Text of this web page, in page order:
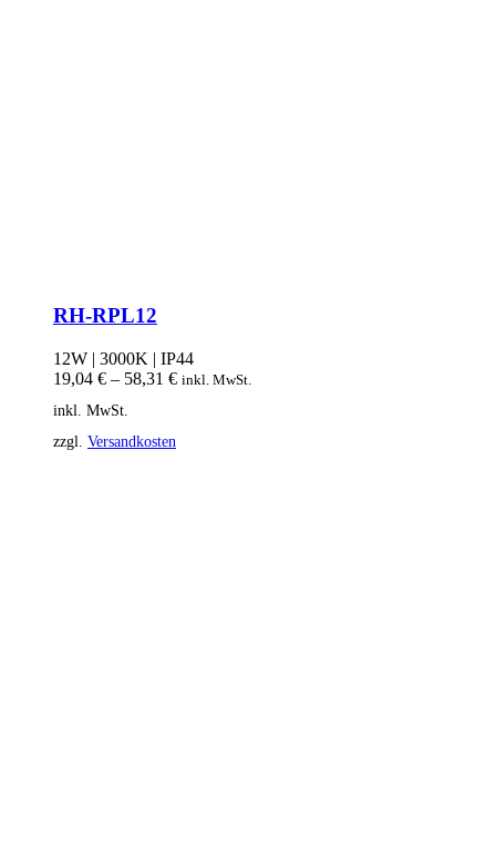
RH-RPL12
12W | 3000K | IP44
19,04 € – 58,31 € inkl. MwSt.
inkl. MwSt.
zzgl. Versandkosten